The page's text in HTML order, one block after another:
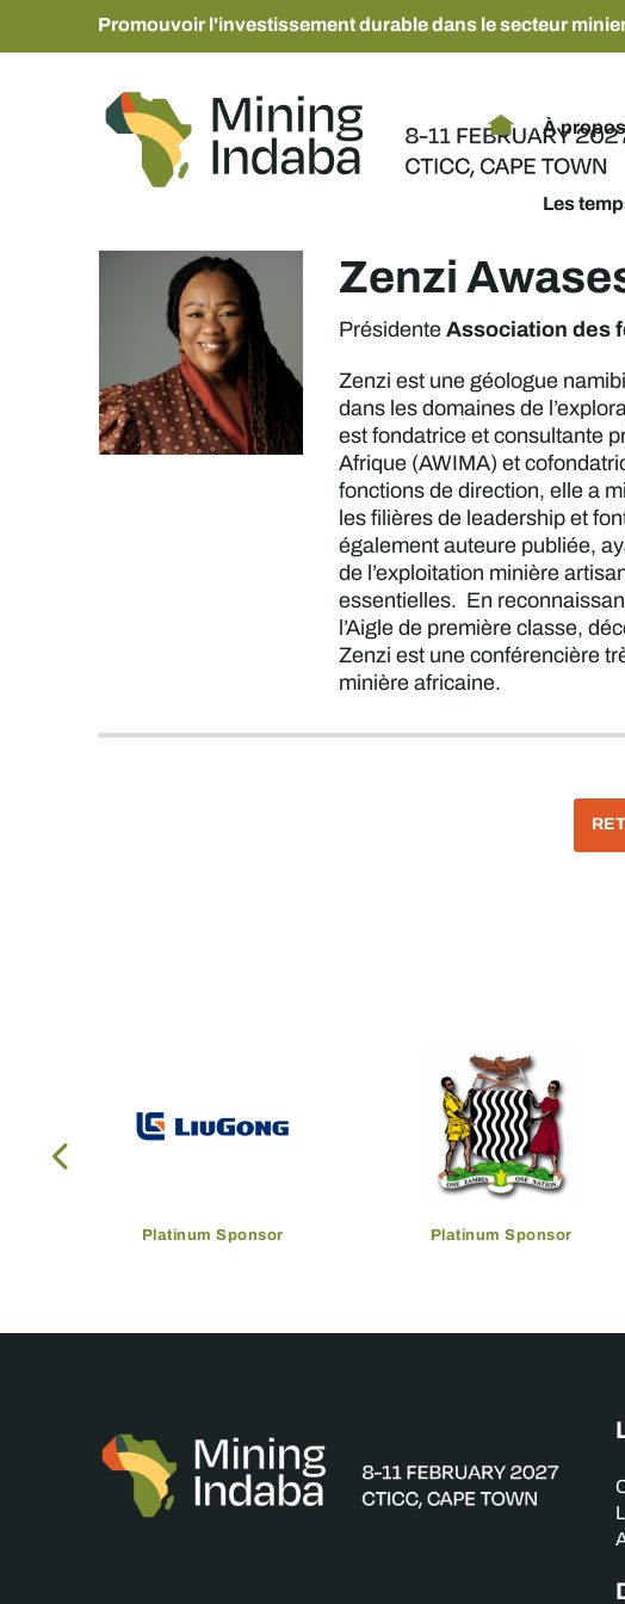
Promouvoir l'investissement durable dans le secteur
À propos
Les
Zenzi
PrésidenteAssociation des
Zenzi est une géologue
dans les domaines de
est fondatrice et consultante
Afrique (AWIMA) et
fonctions de direction, elle a
les filières de leadership et
également auteure publiée,
de l’exploitation minière
essentielles. En
l’Aigle de première classe,
Zenzi est une conférencière
minière africaine.
Platinum Sponsor Platinum Sponsor